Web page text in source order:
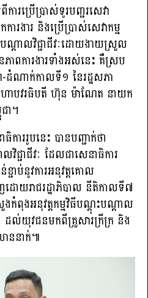
ប្រើប្រាស់ទូរបញ្ជរសេវា
រងារ និងប្រើប្រាស់សេវាកម្ម
ណ្ដាលវិជ្ជាជីវៈដោយងាយស្រួល
ពការងារទាំងអស់នេះ គឺស្រប
ណាក់កាលទី១ នៃរដ្ឋសភា
ហាបវរធិបតី ហ៊ុន ម៉ាណែត នាយក
ា។
ការរូបនេះ បានបញ្ជាក់ថា
ជ្ជាជីវៈ ដែលជាសេនាធិការ
ជាប់នូវការអនុវត្តគោល
ោយរាជរដ្ឋាភិបាល នីតិកាលទី៧
កំពុងអនុវត្តកម្មវិធីបណ្តុះបណ្តាល
ដល់យុវជនមកពីគ្រួសារក្រីក្រ និង
ននាក់៕